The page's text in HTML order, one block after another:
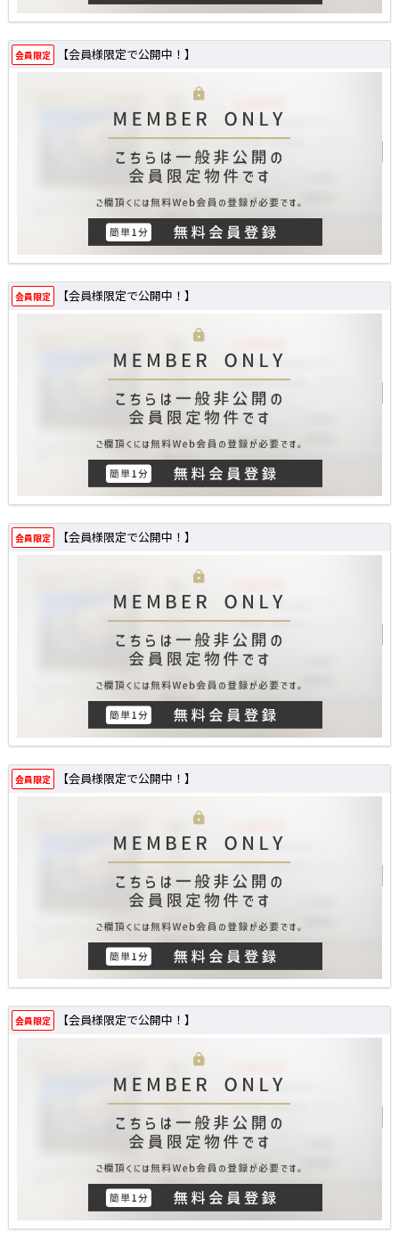
会員限定 【会員様限定で公開中！】
会員限定 【会員様限定で公開中！】
会員限定 【会員様限定で公開中！】
会員限定 【会員様限定で公開中！】
会員限定 【会員様限定で公開中！】